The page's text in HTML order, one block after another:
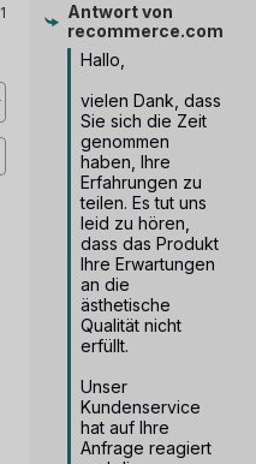
1
Antwort von
recommerce.com
Hallo,
vielen Dank, dass
Sie sich die Zeit
genommen
haben, Ihre
Erfahrungen zu
teilen. Es tut uns
leid zu hören,
dass das Produkt
Ihre Erwartungen
an die
ästhetische
Qualität nicht
erfüllt.
Unser
Kundenservice
hat auf Ihre
Anfrage reagiert